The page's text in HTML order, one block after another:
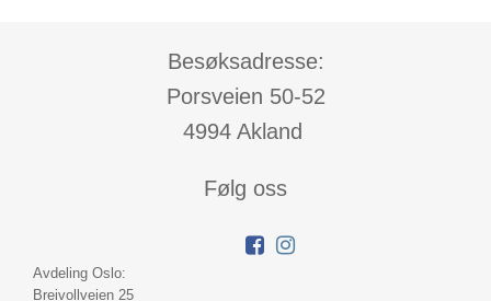
Besøksadresse:
Porsveien 50-52
4994 Akland
Følg oss
Avdeling Oslo:
Breivollveien 25